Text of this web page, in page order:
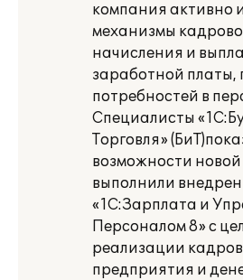
компания активно
механизмы
начисления и
заработной
потребностей в
Специалисты
Торговля»
возможности
выполнили
«1С:Зарплата и
Персоналом 8» с
реализации
предприятия и